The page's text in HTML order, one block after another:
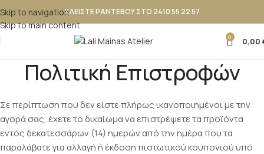
Skip to navigation
Skip to main content
ΚΛΕΙΣΤΕ ΡΑΝΤΕΒΟΥ ΣΤΟ 2410 55 22 57
0 0,00
Πολιτική Επιστροφών
Σε περίπτωση που δεν είστε πλήρως ικανοποιημένοι με την
αγορά σας, έχετε το δικαίωμα να επιστρέψετε τα προϊόντα
εντός δεκατεσσάρων (14) ημερών από την ημέρα που τα
παραλάβατε για αλλαγή ή έκδοση πιστωτικού κουπονιού υπό